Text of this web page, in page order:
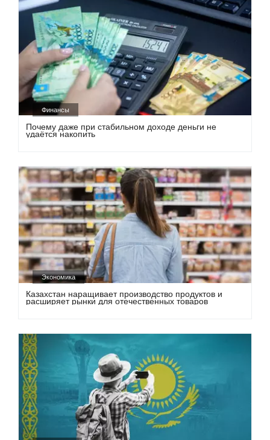
Финансы
Почему даже при стабильном доходе деньги не
удаётся накопить
Экономика
Казахстан наращивает производство продуктов и
расширяет рынки для отечественных товаров